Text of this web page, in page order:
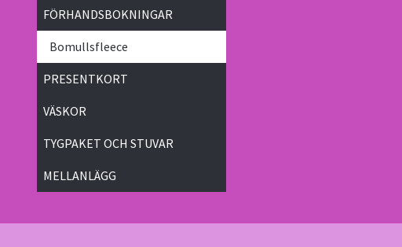
FÖRHANDSBOKNINGAR
Bomullsfleece
PRESENTKORT
VÄSKOR
TYGPAKET OCH STUVAR
MELLANLÄGG